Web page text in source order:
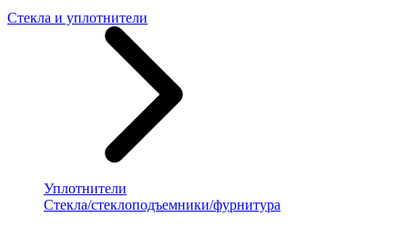
Стекла и уплотнители
Уплотнители
Стекла/стеклоподъемники/фурнитура